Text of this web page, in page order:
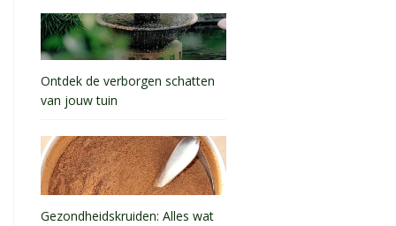
Ontdek de verborgen schatten
van jouw tuin
Gezondheidskruiden: Alles wat